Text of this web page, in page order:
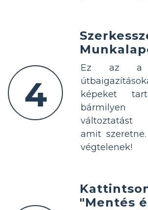
4
Ez az a
képeket
változtatást
amit
végtelenek!
"Mentés